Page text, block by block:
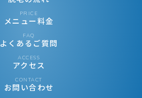
PRICE
メニュー料金
FAQ
よくあるご質問
ACCESS
アクセス
CONTACT
お問い合わせ